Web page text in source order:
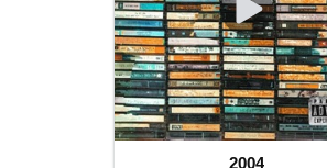
2004